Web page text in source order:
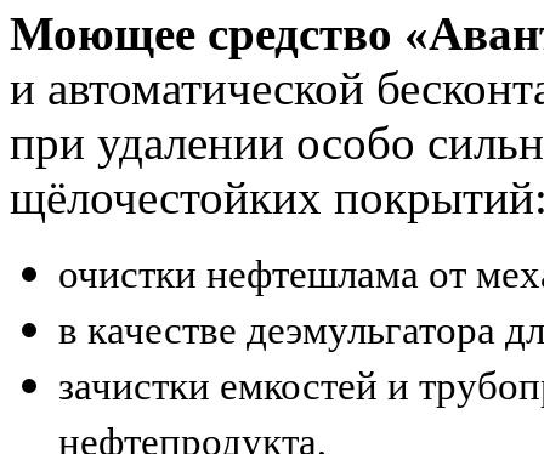
Моющее средство
и автоматической
при удалении особо
щёлочестойких
очистки нефтешлама от
в качестве деэмульгатора
зачистки емкостей и
нефтепродукта,